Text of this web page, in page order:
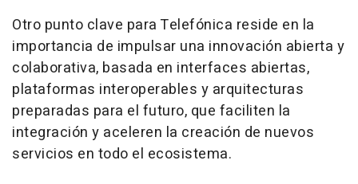
Otro punto clave para Telefónica reside en la
importancia de impulsar una innovación abierta y
colaborativa, basada en interfaces abiertas,
plataformas interoperables y arquitecturas
preparadas para el futuro, que faciliten la
integración y aceleren la creación de nuevos
servicios en todo el ecosistema.